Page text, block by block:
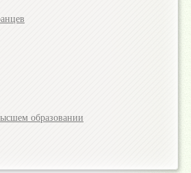
образовании